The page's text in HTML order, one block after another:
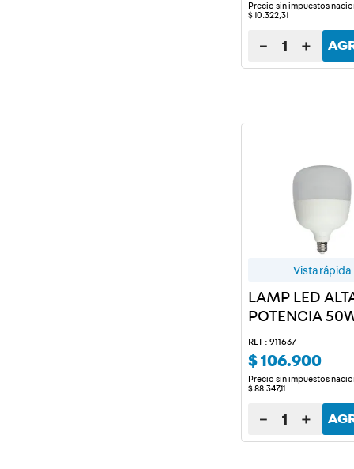
Precio sin impuestos
$ 10 322,31
＋
－
Vista rápida
LAMP LED
POTENCIA
LD X 10 U.
REF: 911637
$106.900
Precio sin impuestos
$ 88. 347,11
＋
－